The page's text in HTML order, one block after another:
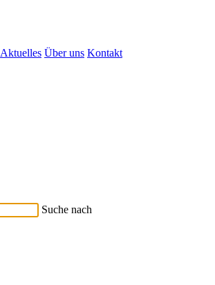
Aktuelles Über uns Kontakt
Suche nach